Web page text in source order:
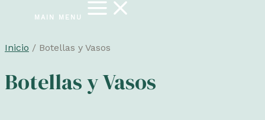
MAIN MENU
Inicio / Botellas y Vasos
Botellas y Vasos